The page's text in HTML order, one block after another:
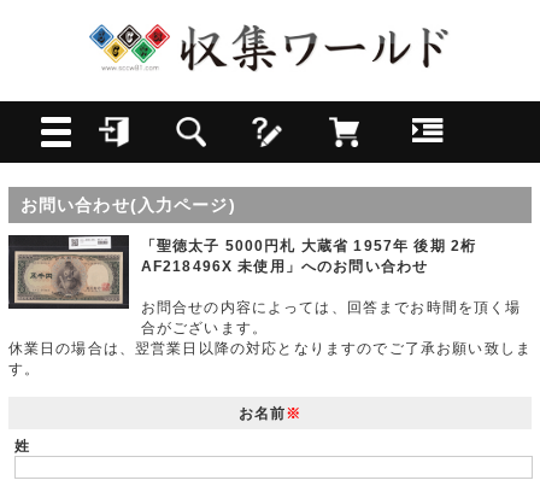
お問い合わせ(入力ページ)
「聖徳太子 5000円札 大蔵省 1957年 後期 2桁
AF218496X 未使用」へのお問い合わせ
お問合せの内容によっては、回答までお時間を頂く場
合がございます。
休業日の場合は、翌営業日以降の対応となりますのでご了承お願い致しま
す。
お名前※
姓